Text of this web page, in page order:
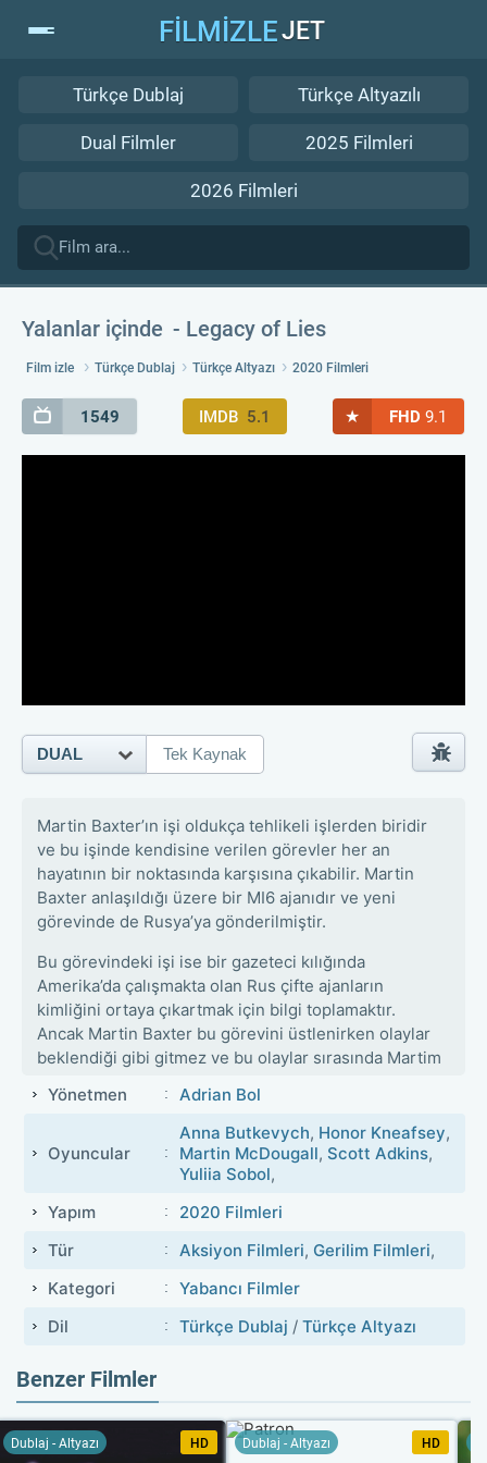
FİLMİZLEJET
Türkçe Dublaj Türkçe Altyazılı
Dual Filmler 2025 Filmleri
2026 Filmleri
Yalanlar içinde Legacy of Lies
Film izle Türkçe Dublaj Türkçe Altyazı 2020 Filmleri
1549 IMDB 5.1 ★ FHD 9.1
Martin Baxter’ın işi oldukça tehlikeli işlerden biridir
ve bu işinde kendisine verilen görevler her an
hayatının bir noktasında karşısına çıkabilir. Martin
Baxter anlaşıldığı üzere bir MI6 ajanıdır ve yeni
görevinde de Rusya’ya gönderilmiştir.
Bu görevindeki işi ise bir gazeteci kılığında
Amerika’da çalışmakta olan Rus çifte ajanların
kimliğini ortaya çıkartmak için bilgi toplamaktır.
Ancak Martin Baxter bu görevini üstlenirken olaylar
beklendiği gibi gitmez ve bu olaylar sırasında Martim
Aradan geçen on iki yılın ardına Martin Baxter artık
bir ajan değildir ve kızı ile birlikte gayet sıradan bir
hayat sürmektedir. Fakat günlerden bir gün eski
tamamlayamadığı görevi tamamlaması istenir. Ancak
Martin kesin konuşur ve asla bu işe geri
dönmeyeceğini belirtir.
Ama Martin bu olayın peşini bırakmayacağını anlar ve
kızının yanına gider ve ona hemen hazırlanmasını ve
olay sırasında huysuzluk eder ve Martin’i yavaşlatır
ve bu yavaşlama sırasında Martin gafil avlanır ve
başına bir darbe alır. Gözlerini açtığında ise
kendisine ertesi gün gece 10’a kadar zaman tanınır
Yönetmen Adrian Bol
Oyuncular
Anna Butkevych, Honor Kneafsey,
Martin McDougall, Scott Adkins,
Yuliia Sobol,
Yapım
2020 Filmleri
Tür
Aksiyon Filmleri, Gerilim Filmleri,
Kategori
Yabancı Filmler
Dil
Türkçe Dublaj / Türkçe Altyazı
DUAL Tek Kaynak
Benzer Filmler
Dublaj - Altyazı HD Dublaj - Altyazı HD